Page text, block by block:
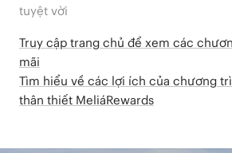
tuyệt vời
Truy cập trang chủ để xem các
mãi
Tìm hiểu về các lợi ích của chương
thân thiết MeliáRewards